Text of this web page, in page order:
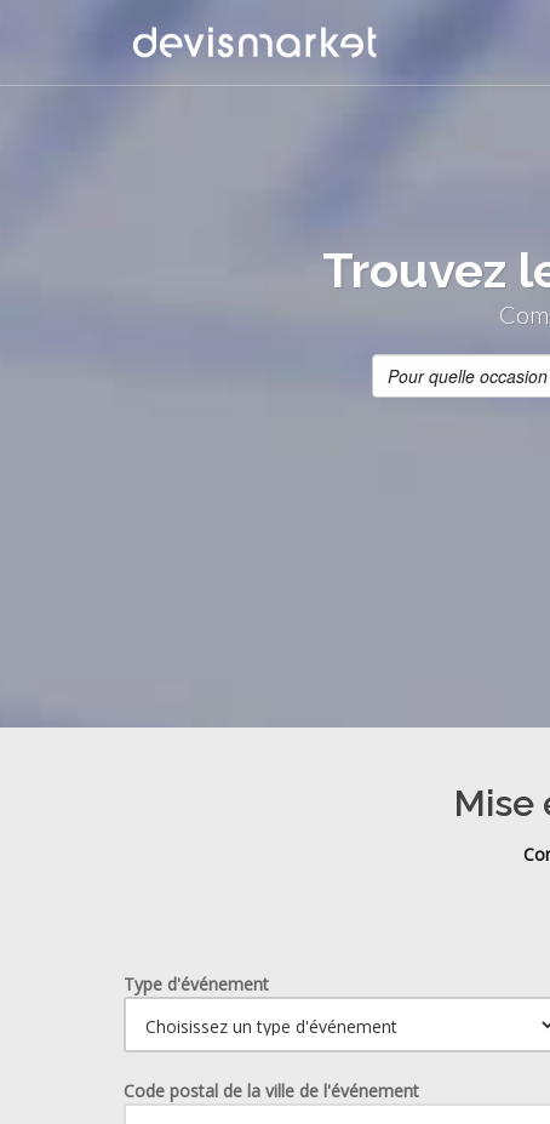
Trouvez
Mise
Type d'événement
Code postal de la ville de l'événement